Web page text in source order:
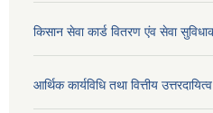
किसान सेवा कार्ड वितरण एंव सेवा
आर्थिक कार्यविधि तथा वित्तीय